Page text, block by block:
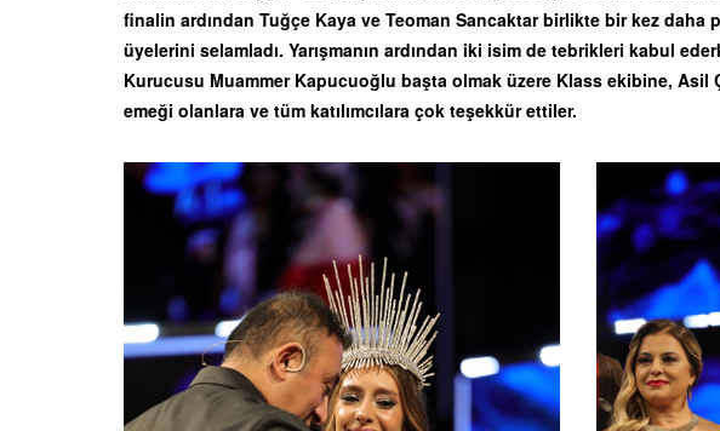
finalin ardından Tuğçe Kaya ve Teoman Sancaktar birlikte bir kez daha
üyelerini selamladı. Yarışmanın ardından iki isim de tebrikleri kabul
Kurucusu Muammer Kapucuoğlu başta olmak üzere Klass ekibine, Asil
emeği olanlara ve tüm katılımcılara çok teşekkür ettiler.